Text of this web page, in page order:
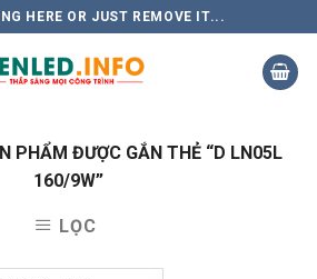
HERE OR JUST REMOVE IT...
PHẨM ĐƯỢC GẮN THẺ “D LN05L
160/9W”
LỌC